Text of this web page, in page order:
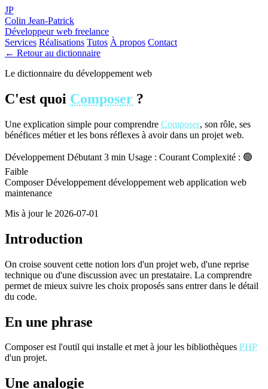
JP
Colin Jean-Patrick
Développeur web freelance
Services Réalisations Tutos À propos Contact
← Retour au dictionnaire
Le dictionnaire du développement web
C'est quoi Composer ?
Une explication simple pour comprendre Composer, son rôle, ses
bénéfices métier et les bons réflexes à avoir dans un projet web.
Développement Débutant 3 min Usage : Courant Complexité : 🟢
Faible
Composer Développement développement web application web
maintenance
Mis à jour le 2026-07-01
Introduction
On croise souvent cette notion lors d'un projet web, d'une reprise
technique ou d'une discussion avec un prestataire. La comprendre
permet de mieux suivre les choix proposés sans entrer dans le détail
du code.
En une phrase
Composer est l'outil qui installe et met à jour les bibliothèques PHP
d'un projet.
Une analogie